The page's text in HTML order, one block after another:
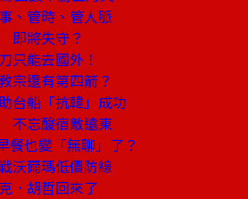
、管時、管人脈
即將失守？
能去國外！
還有第四箭？
台船「抗韓」成功
不忘酸宿敵遠東
也變「無聊」了？
沃爾瑪低價防線
．胡哲回來了